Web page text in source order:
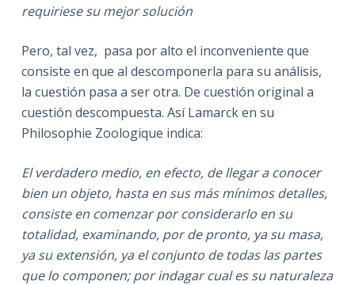
requiriese su mejor solución
Pero, tal vez, pasa por alto el inconveniente que
consiste en que al descomponerla para su análisis,
la cuestión pasa a ser otra. De cuestión original a
cuestión descompuesta. Así Lamarck en su
Philosophie Zoologique indica:
El verdadero medio, en efecto, de llegar a conocer
bien un objeto, hasta en sus más mínimos detalles,
consiste en comenzar por considerarlo en su
totalidad, examinando, por de pronto, ya su masa,
ya su extensión, ya el conjunto de todas las partes
que lo componen; por indagar cual es su naturaleza